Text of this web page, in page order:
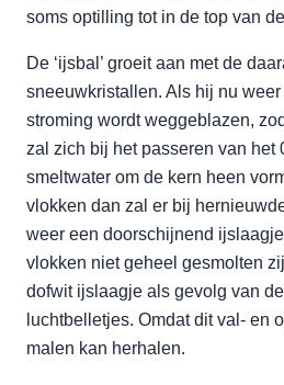
soms optilling tot in de top van
De ‘ijsbal’ groeit aan met de
sneeuwkristallen. Als hij nu
stroming wordt weggeblazen,
zal zich bij het passeren van het
smeltwater om de kern heen
vlokken dan zal er bij
weer een doorschijnend
vlokken niet geheel gesmolten
dofwit ijslaagje als gevolg van
luchtbelletjes. Omdat dit val- en
malen kan herhalen.